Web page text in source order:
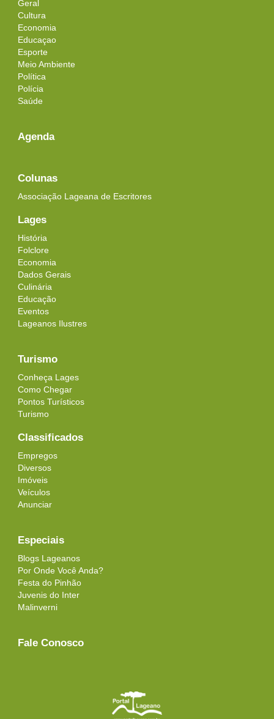
Geral
Cultura
Economia
Educaçao
Esporte
Meio Ambiente
Política
Polícia
Saúde
Agenda
Colunas
Associação Lageana de Escritores
Lages
História
Folclore
Economia
Dados Gerais
Culinária
Educação
Eventos
Lageanos Ilustres
Turismo
Conheça Lages
Como Chegar
Pontos Turísticos
Turismo
Classificados
Empregos
Diversos
Imóveis
Veículos
Anunciar
Especiais
Blogs Lageanos
Por Onde Você Anda?
Festa do Pinhão
Juvenis do Inter
Malinverni
Fale Conosco